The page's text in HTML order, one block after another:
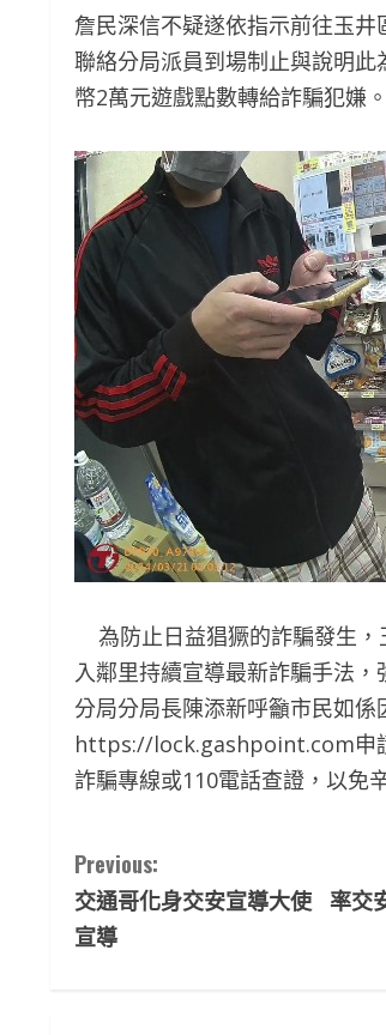
詹民深信不疑遂依指示前往玉
聯絡分局派員到場制止與說明
幣2萬元遊戲點數轉給詐騙犯嫌。
為防止日益猖獗的詐騙發生，
入鄰里持續宣導最新詐騙手法
分局分局長陳添新呼籲市民如係
https://lock.gashpoint.com申
詐騙專線或110電話查證，以免
C
o
Previous:
交通哥化身交安宣導大使 率交
宣導